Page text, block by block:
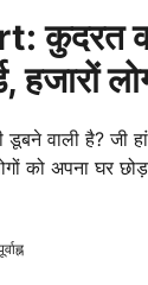
का
हजारों
वाली है? जी
को अपना घर